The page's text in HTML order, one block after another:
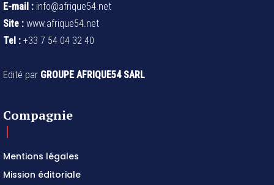
E-mail : info@afrique54.net
Site : www.afrique54.net
Tel : +33 7 54 04 32 40
Edité par GROUPE AFRIQUE54 SARL
Compagnie
Mentions légales
Mission éditoriale